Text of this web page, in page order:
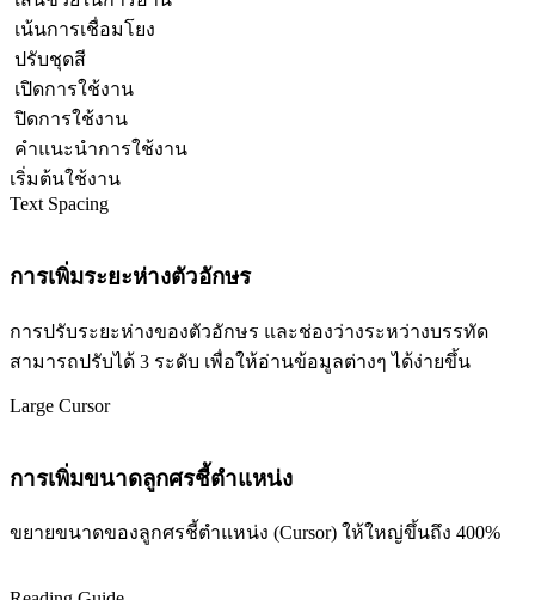
เน้นการเชื่อมโยง
ปรับชุดสี
เปิดการใช้งาน
ปิดการใช้งาน
คำแนะนำการใช้งาน
เริ่มต้นใช้งาน
Text Spacing
การเพิ่มระยะห่างตัวอักษร
การปรับระยะห่างของตัวอักษร และช่องว่างระหว่างบรรทัด
สามารถปรับได้ 3 ระดับ เพื่อให้อ่านข้อมูลต่างๆ ได้ง่ายขึ้น
Large Cursor
การเพิ่มขนาดลูกศรชี้ตำแหน่ง
ขยายขนาดของลูกศรชี้ตำแหน่ง (Cursor) ให้ใหญ่ขึ้นถึง 400%